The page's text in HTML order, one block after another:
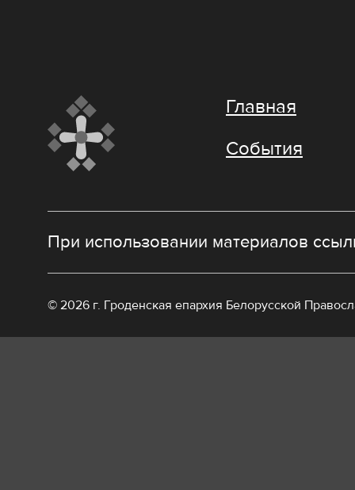
Главная
События
При использовании материалов
© 2026 г. Гроденская епархия Белорусской